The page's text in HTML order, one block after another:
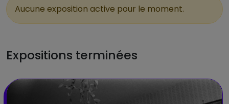
Aucune exposition active pour le moment.
Expositions terminées